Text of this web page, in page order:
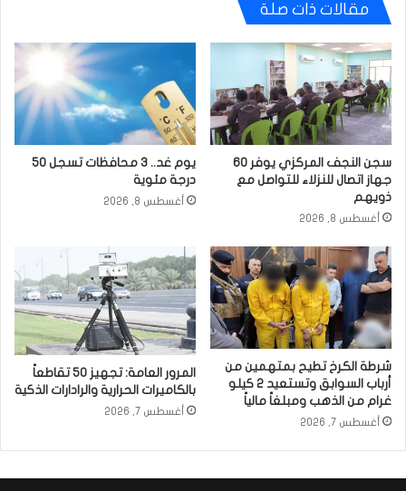
مقالات ذات صلة
سجن النجف المركزي يوفر 60
جهاز اتصال للنزلاء للتواصل مع
ذويهم
أغسطس 8, 2026
يوم غد.. 3 محافظات تسجل 50
درجة مئوية
أغسطس 8, 2026
شرطة الكرخ تطيح بمتهمين من
أرباب السوابق وتستعيد 2 كيلو
غرام من الذهب ومبلغاً مالياً
أغسطس 7, 2026
المرور العامة: تجهيز 50 تقاطعاً
بالكاميرات الحرارية والرادارات الذكية
أغسطس 7, 2026